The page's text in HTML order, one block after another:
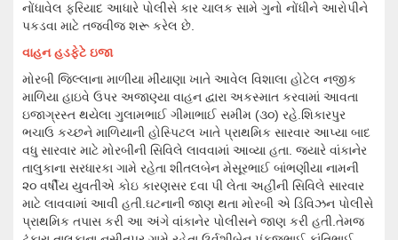
નોંધાવેલ ફરિયાદ આધારે પોલીસે કાર ચાલક સામે ગુનો નોંધીને આરોપીને
પકડવા માટે તજવીજ શરૂ કરેલ છે.
વાહન હડફેટે ઇજા
મોરબી જિલ્લાના માળીયા મીંયાણા ખાતે આવેલ વિશાલા હોટેલ નજીક
માળિયા હાઇવે ઉપર અજાણ્યા વાહન દ્વારા અકસ્માત કરવામાં આવતા
ઇજાગ્રસ્ત થયેલા ગુલામભાઈ ગીમાભાઈ સમીમ (૩૦) રહે.શિકારપુર
ભચાઉ કચ્છને માળિયાની હોસ્પિટલ ખાતે પ્રાથમિક સારવાર આપ્યા બાદ
વધુ સારવાર માટે મોરબીની સિવિલે લાવવામાં આવ્યા હતા. જ્યારે વાંકાનેર
તાલુકાના સરધારકા ગામે રહેતા શીતલબેન મેસૂરભાઈ બાંભણીયા નામની
૨૦ વર્ષીય યુવતીએ કોઇ કારણસર દવા પી લેતા અહીંની સિવિલે સારવાર
માટે લાવવામાં આવી હતી.ઘટનાની જાણ થતા મોરબી એ ડિવિઝન પોલીસે
પ્રાથમિક તપાસ કરી આ અંગે વાંકાનેર પોલીસને જાણ કરી હતી.તેમજ